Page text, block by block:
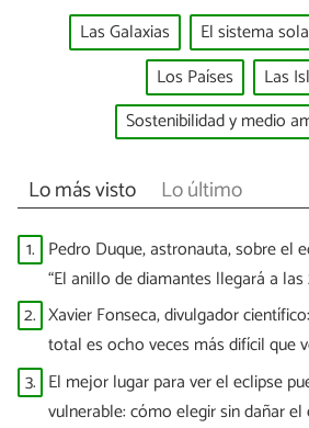
Las Galaxias El sistema
Los Países
Las
Sostenibilidad y medio
Lo más visto Lo último
1. Pedro Duque, astronauta, sobre el
“El anillo de diamantes llegará a
puntitos brillantes”
2. Xavier Fonseca, divulgador
total es ocho veces más difícil que
Mundial”
3. El mejor lugar para ver el eclipse
vulnerable: cómo elegir sin dañar